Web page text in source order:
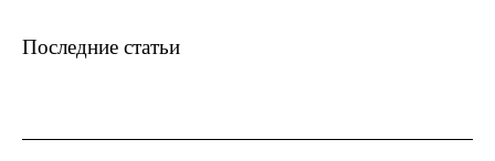
Последние статьи